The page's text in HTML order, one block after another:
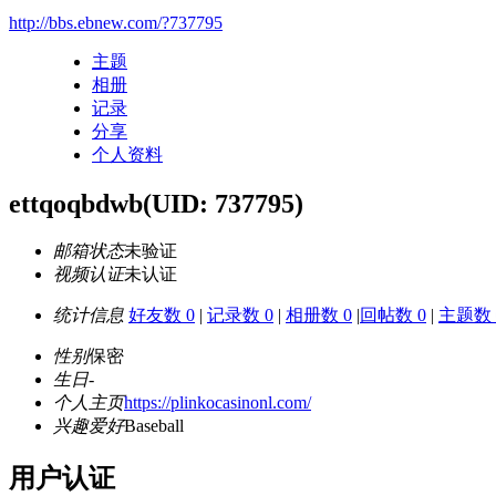
http://bbs.ebnew.com/?737795
主题
相册
记录
分享
个人资料
ettqoqbdwb(UID: 737795)
邮箱状态未验证
视频认证未认证
统计信息 好友数 0 | 记录数 0 | 相册数 0 |回帖数 0 | 主题数
性别保密
生日-
个人主页https://plinkocasinonl.com/
兴趣爱好Baseball
用户认证